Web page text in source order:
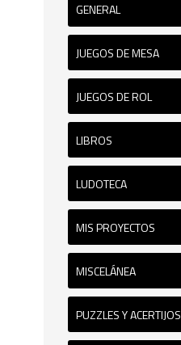
GENERAL
JUEGOS DE MESA
JUEGOS DE ROL
LIBROS
LUDOTECA
MIS PROYECTOS
MISCELÁNEA
PUZZLES Y ACERTIJOS